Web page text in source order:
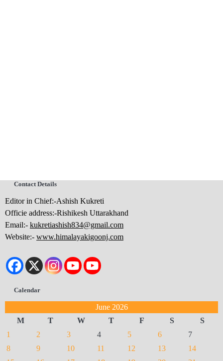
Contact Details
Editor in Chief:-Ashish Kukreti
Officie address:-Rishikesh Uttarakhand
Email:- kukretiashish834@gmail.com
Website:- www.himalayakigoonj.com
Calendar
June 2026
M
T W T F S
S
1
2 3 4 5 6
7
8
9 10 11 12 13
14